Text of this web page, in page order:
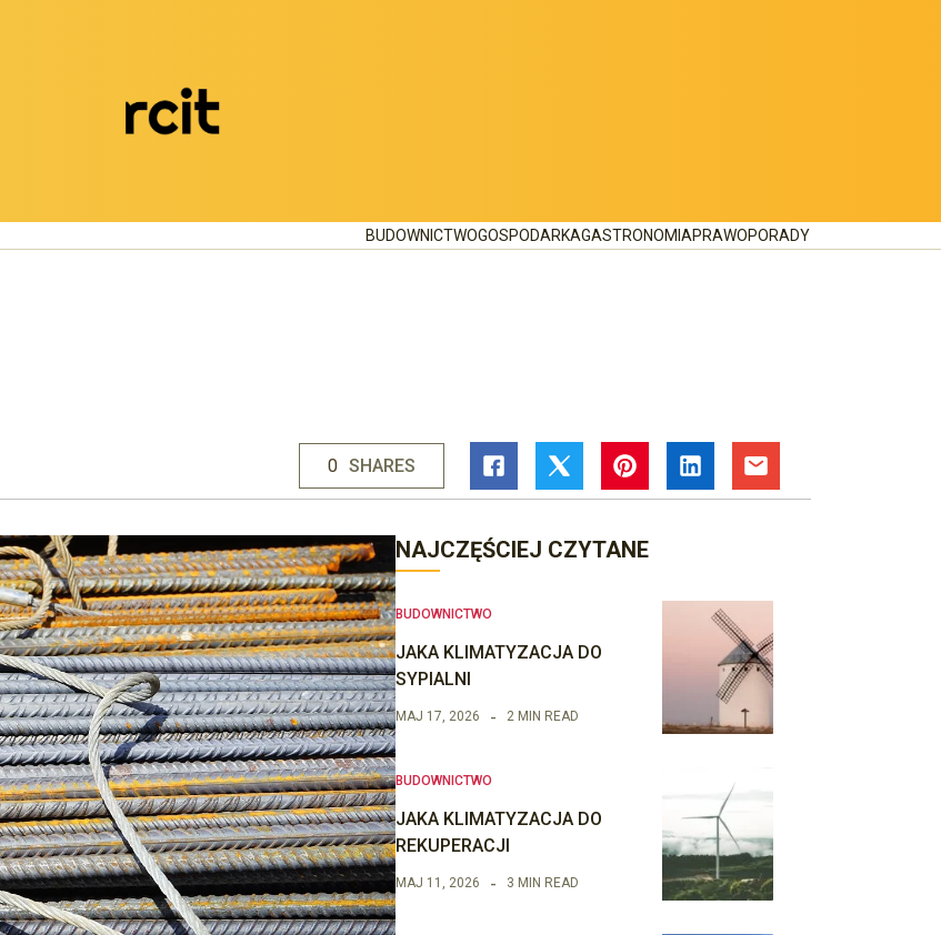
BUDOWNICTWOGOSPODARKAGASTRONOMIAPRAWOPORADY
0 SHARES
NAJCZĘŚCIEJ CZYTANE
BUDOWNICTWO
JAKA KLIMATYZACJA DO
SYPIALNI
MAJ 17, 2026 2 MIN READ
BUDOWNICTWO
JAKA KLIMATYZACJA DO
REKUPERACJI
MAJ 11, 2026 3 MIN READ